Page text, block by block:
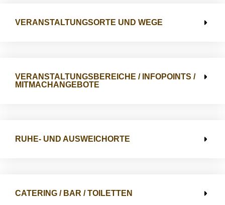
VERANSTALTUNGSORTE UND WEGE
VERANSTALTUNGSBEREICHE / INFOPOINTS /
MITMACHANGEBOTE
RUHE- UND AUSWEICHORTE
CATERING / BAR / TOILETTEN